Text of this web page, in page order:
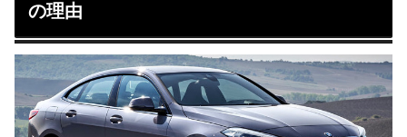
の理由